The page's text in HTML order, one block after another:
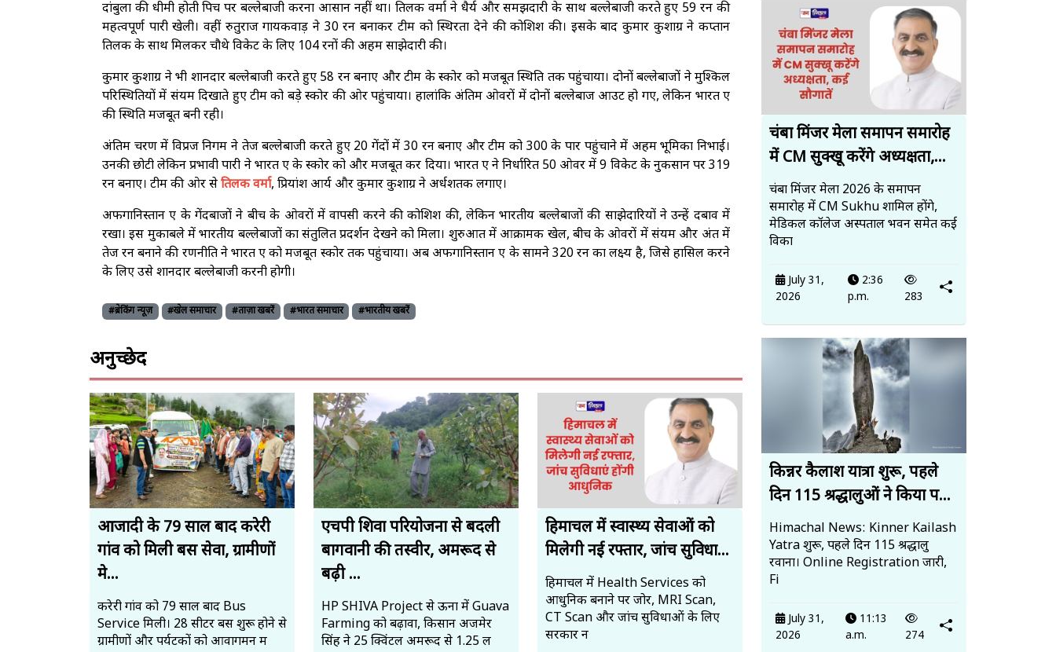
दांबुला की धीमी होती पिच पर बल्लेबाजी करना आसान नहीं था। तिलक वर्मा ने धैर्य और समझदारी के साथ बल्लेबाजी करते हुए 59 रन की
महत्वपूर्ण पारी खेली। वहीं रुतुराज गायकवाड़ ने 30 रन बनाकर टीम को स्थिरता देने की कोशिश की। इसके बाद कुमार कुशाग्र ने कप्तान
तिलक के साथ मिलकर चौथे विकेट के लिए 104 रनों की अहम साझेदारी की।
कुमार कुशाग्र ने भी शानदार बल्लेबाजी करते हुए 58 रन बनाए और टीम के स्कोर को मजबूत स्थिति तक पहुंचाया। दोनों बल्लेबाजों ने मुश्किल
परिस्थितियों में संयम दिखाते हुए टीम को बड़े स्कोर की ओर पहुंचाया। हालांकि अंतिम ओवरों में दोनों बल्लेबाज आउट हो गए, लेकिन भारत ए
की स्थिति मजबूत बनी रही।
अंतिम चरण में विप्रज निगम ने तेज बल्लेबाजी करते हुए 20 गेंदों में 30 रन बनाए और टीम को 300 के पार पहुंचाने में अहम भूमिका निभाई।
उनकी छोटी लेकिन प्रभावी पारी ने भारत ए के स्कोर को और मजबूत कर दिया। भारत ए ने निर्धारित 50 ओवर में 9 विकेट के नुकसान पर 319
रन बनाए। टीम की ओर सेतिलक वर्मा, प्रियांश आर्य और कुमार कुशाग्र ने अर्धशतक लगाए।
अफगानिस्तान ए के गेंदबाजों ने बीच के ओवरों में वापसी करने की कोशिश की, लेकिन भारतीय बल्लेबाजों की साझेदारियों ने उन्हें दबाव में
रखा। इस मुकाबले में भारतीय बल्लेबाजों का संतुलित प्रदर्शन देखने को मिला। शुरुआत में आक्रामक खेल, बीच के ओवरों में संयम और अंत में
तेज रन बनाने की रणनीति ने भारत ए को मजबूत स्कोर तक पहुंचाया। अब अफगानिस्तान ए के सामने 320 रन का लक्ष्य है, जिसे हासिल करने
के लिए उसे शानदार बल्लेबाजी करनी होगी।
#ब्रेकिंग न्यूज़ #खेल समाचार #ताज़ा खबरें #भारत समाचार #भारतीय खबरें
अनुच्छेद
आजादी के 79 साल बाद करेरी
गांव को मिली बस सेवा, ग्रामीणों
मे...
करेरी गांव को 79 साल बाद Bus
Service मिली। 28 सीटर बस शुरू होने से
ग्रामीणों और पर्यटकों को आवागमन म
एचपी शिवा परियोजना से बदली
बागवानी की तस्वीर, अमरूद से
बढ़ी ...
HP SHIVA Project से ऊना में Guava
Farming को बढ़ावा, किसान अजमेर
सिंह ने 25 क्विंटल अमरूद से ₹1.25 ल
हिमाचल में स्वास्थ्य सेवाओं को
मिलेगी नई रफ्तार, जांच सुविधा...
हिमाचल में Health Services को
आधुनिक बनाने पर जोर, MRI Scan,
CT Scan और जांच सुविधाओं के लिए
सरकार न
चंबा मिंजर मेला समापन समारोह
में CM सुक्खू करेंगे अध्यक्षता,...
चंबा मिंजर मेला 2026 के समापन
समारोह में CM Sukhu शामिल होंगे,
मेडिकल कॉलेज अस्पताल भवन समेत कई
विका
July 31,
2026
2:36
p.m.
283
किन्नर कैलाश यात्रा शुरू, पहले
दिन 115 श्रद्धालुओं ने किया प...
Himachal News: Kinner Kailash
Yatra शुरू, पहले दिन 115 श्रद्धालु
रवाना। Online Registration जारी,
Fi
July 31,
2026
11:13
a.m.
274